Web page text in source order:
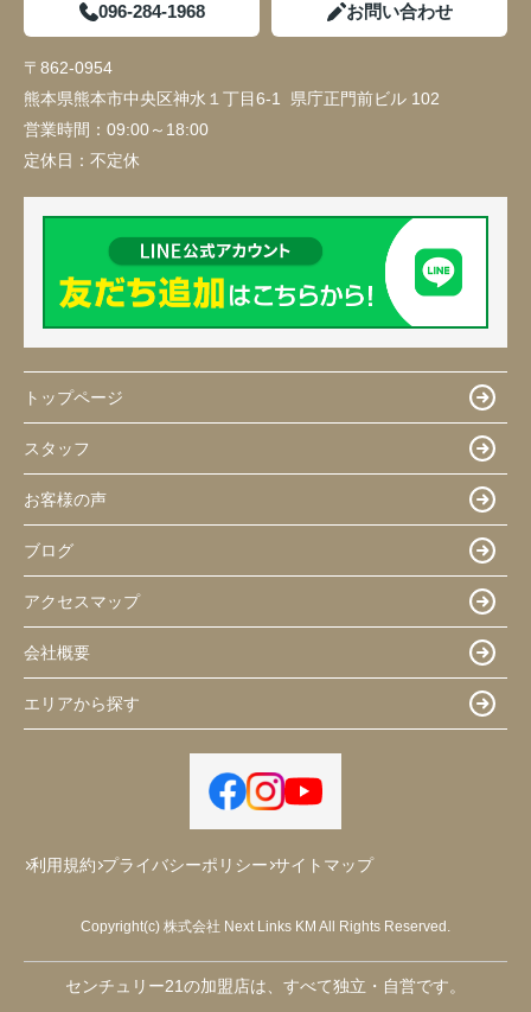
096-284-1968 お問い合わせ
〒862-0954
熊本県熊本市中央区神水１丁目6-1 県庁正門前ビル 102
営業時間： 09:00～18:00
定休日： 不定休
トップページ
スタッフ
お客様の声
ブログ
アクセスマップ
会社概要
エリアから探す
利用規約 プライバシーポリシー サイトマップ
Copyright(c) 株式会社 Next Links KM All Rights Reserved.
センチュリー21の加盟店は、すべて独立・自営です。